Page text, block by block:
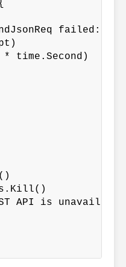
failed:
time.Second)
API is